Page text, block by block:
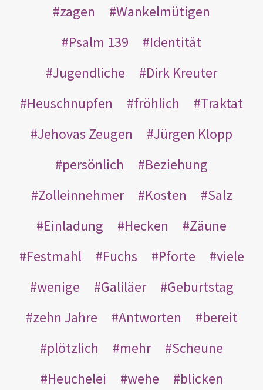
zagen
Wankelmütigen
Psalm 139
Identität
Jugendliche
Dirk Kreuter
Heuschnupfen
fröhlich
Traktat
Jehovas Zeugen
Jürgen Klopp
persönlich
Beziehung
Zolleinnehmer
Kosten
Salz
Einladung
Hecken
Zäune
Festmahl
Fuchs Pforte
viele
wenige
Galiläer
Geburtstag
zehn Jahre
Antworten
bereit
plötzlich
mehr
Scheune
Heuchelei
wehe blicken